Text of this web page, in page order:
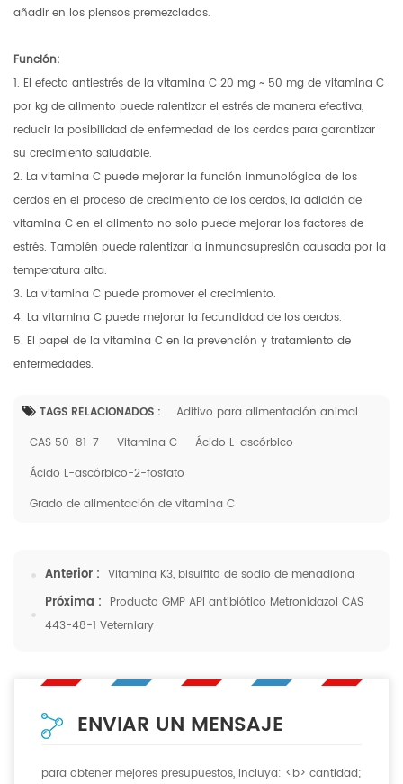
añadir en los piensos premezclados.
Función:
1. El efecto antiestrés de la vitamina C 20 mg ~ 50 mg de vitamina C
por kg de alimento puede ralentizar el estrés de manera efectiva,
reducir la posibilidad de enfermedad de los cerdos para garantizar
su crecimiento saludable.
2. La vitamina C puede mejorar la función inmunológica de los
cerdos en el proceso de crecimiento de los cerdos, la adición de
vitamina C en el alimento no solo puede mejorar los factores de
estrés. También puede ralentizar la inmunosupresión causada por la
temperatura alta.
3. La vitamina C puede promover el crecimiento.
4. La vitamina C puede mejorar la fecundidad de los cerdos.
5. El papel de la vitamina C en la prevención y tratamiento de
enfermedades.
TAGS RELACIONADOS :
Aditivo para alimentación animal
CAS 50-81-7
Vitamina C
Ácido L-ascórbico
Ácido L-ascórbico-2-fosfato
Grado de alimentación de vitamina C
Anterior : Vitamina K3, bisulfito de sodio de menadiona
Próxima : Producto GMP API antibiótico Metronidazol CAS
443-48-1 Veterniary
ENVIAR UN MENSAJE
para obtener mejores presupuestos, incluya: <b> cantidad;